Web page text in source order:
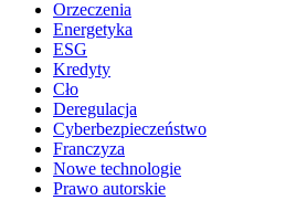
Orzeczenia
Energetyka
ESG
Kredyty
Cło
Deregulacja
Cyberbezpieczeństwo
Franczyza
Nowe technologie
Prawo autorskie